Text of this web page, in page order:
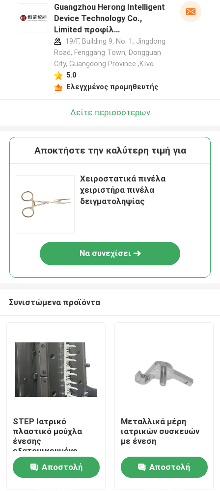
Σπίτι
Προϊόντα
Guangzhou Herong Intelligent
Device Technology Co.,
Limited προφίλ
κατασκευαστή
19/F, Building 9, No. 1, Jingdong
Road, Fenggang Town, Dongguan
City, Guangdong Province ,Κίνα
5.0
Ελεγχμένος προμηθευτής
Δείτε περισσότερων
Αποκτήστε την καλύτερη τιμή για
Χειροστατικά πινέλα
χειριστήρα πινέλα
δειγματοληψίας
Να συνεχίσει
Συνιστώμενα προϊόντα
STEP Ιατρικό
πλαστικό μούχλα
ένεσης
εξατομικευμένο
Αποστολή
Μεταλλικά μέρη
ιατρικών συσκευών
με ένεση
Αποστολή